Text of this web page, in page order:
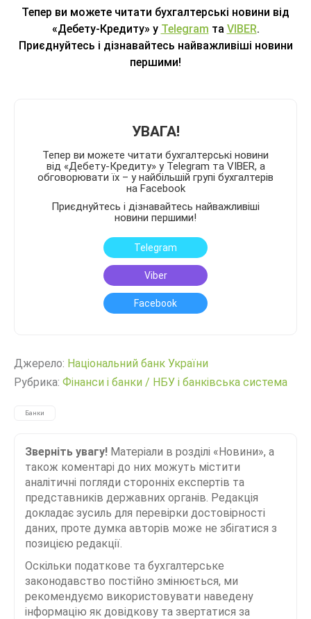
Тепер ви можете читати бухгалтерські новини від
«Дебету-Кредиту» у Telegram та VIBER.
Приєднуйтесь і дізнавайтесь найважливіші новини
першими!
УВАГА!
Тепер ви можете читати бухгалтерські новини
від «Дебету-Кредиту» у Telegram та VIBER, а
обговорювати їх – у найбільшій групі бухгалтерів
на Facebook
Приєднуйтесь і дізнавайтесь найважливіші
новини першими!
Telegram
Viber
Facebook
Джерело: Нацiональний банк України
Рубрика: Фінанси і банки / НБУ і банківська система
Банки
Зверніть увагу! Матеріали в розділі «Новини», а
також коментарі до них можуть містити
аналітичні погляди сторонніх експертів та
представників державних органів. Редакція
докладає зусиль для перевірки достовірності
даних, проте думка авторів може не збігатися з
позицією редакції.
Оскільки податкове та бухгалтерське
законодавство постійно змінюється, ми
рекомендуємо використовувати наведену
інформацію як довідкову та звертатися за